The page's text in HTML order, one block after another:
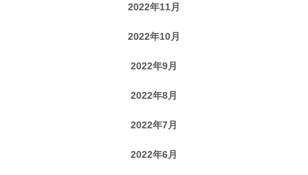
2022年11月
2022年10月
2022年9月
2022年8月
2022年7月
2022年6月